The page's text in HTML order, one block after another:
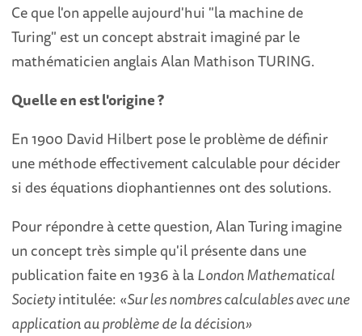
Ce que l'on appelle aujourd'hui "la machine de
Turing" est un concept abstrait imaginé par le
mathématicien anglais Alan Mathison TURING.
Quelle en est l'origine ?
En 1900 David Hilbert pose le problème de définir
une méthode effectivement calculable pour décider
si des équations diophantiennes ont des solutions.
Pour répondre à cette question, Alan Turing imagine
un concept très simple qu'il présente dans une
publication faite en 1936 à laLondon Mathematical
Societyintitulée: «Sur les nombres calculables avec une
application au problème de la décision»